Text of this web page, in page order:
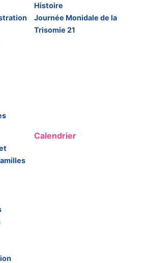
Histoire
Journée Monidale de la
Trisomie 21
Calendrier